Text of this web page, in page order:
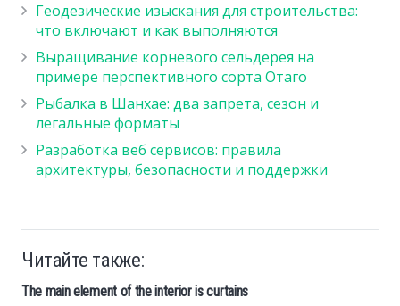
Геодезические изыскания для строительства:
что включают и как выполняются
Выращивание корневого сельдерея на
примере перспективного сорта Отаго
Рыбалка в Шанхае: два запрета, сезон и
легальные форматы
Разработка веб сервисов: правила
архитектуры, безопасности и поддержки
Читайте также:
The main element of the interior is curtains